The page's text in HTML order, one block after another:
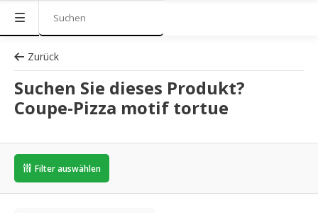
Zurück
Suchen Sie dieses Produkt?
Coupe-Pizza motif tortue
Filter auswählen